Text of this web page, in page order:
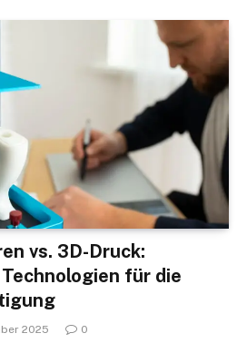
vs. 3D-Druck:
für die
2025 0